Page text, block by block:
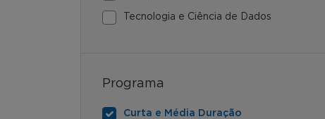
Tecnologia e Ciência de Dados
Programa
Curta e Média Duração